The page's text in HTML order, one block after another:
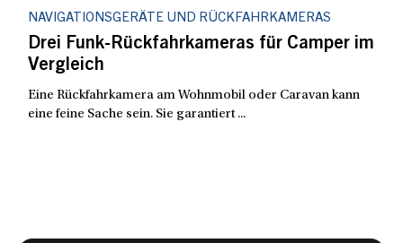
NAVIGATIONSGERÄTE UND RÜCKFAHRKAMERAS
Drei Funk-Rückfahrkameras für Camper im
Vergleich
Eine Rückfahrkamera am Wohnmobil oder Caravan kann
eine feine Sache sein. Sie garantiert ...